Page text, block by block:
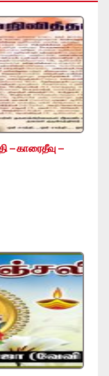
– காரைதீவு –